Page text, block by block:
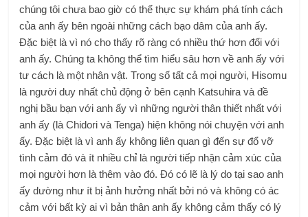
chúng tôi chưa bao giờ có thể thực sự khám phá tính cách
của anh ấy bên ngoài những cách bạo dâm của anh ấy.
Đặc biệt là vì nó cho thấy rõ ràng có nhiều thứ hơn đối với
anh ấy. Chúng ta không thể tìm hiểu sâu hơn về anh ấy với
tư cách là một nhân vật. Trong số tất cả mọi người, Hisomu
là người duy nhất chủ động ở bên cạnh Katsuhira và đề
nghị bầu bạn với anh ấy vì những người thân thiết nhất với
anh ấy (là Chidori và Tenga) hiện không nói chuyện với anh
ấy. Đặc biệt là vì anh ấy không liên quan gì đến sự đổ vỡ
tình cảm đó và ít nhiều chỉ là người tiếp nhận cảm xúc của
mọi người hơn là thêm vào đó. Đó có lẽ là lý do tại sao anh
ấy dường như ít bị ảnh hưởng nhất bởi nó và không có ác
cảm với bất kỳ ai vì bản thân anh ấy không cảm thấy có lý